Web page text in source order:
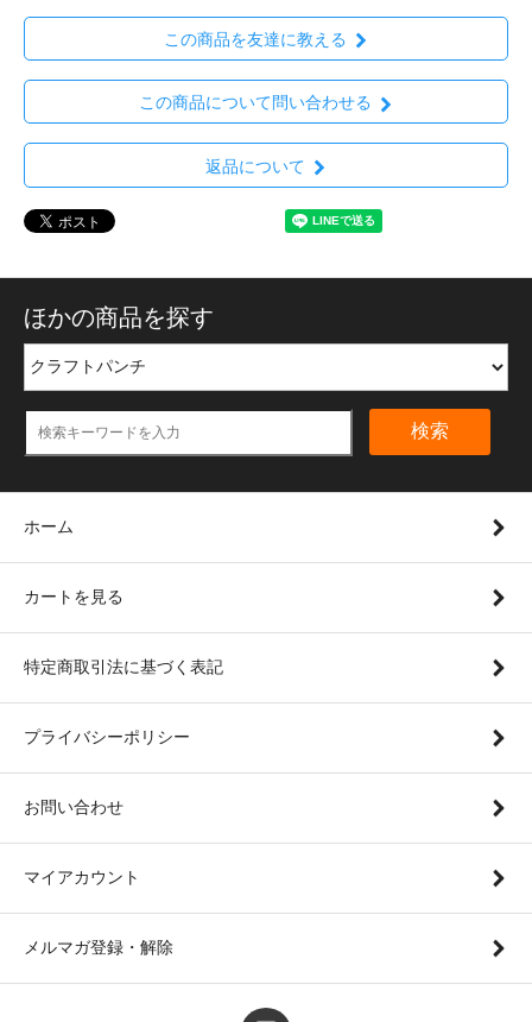
この商品を友達に教える
この商品について問い合わせる
返品について
ほかの商品を探す
検索
ホーム
カートを見る
特定商取引法に基づく表記
プライバシーポリシー
お問い合わせ
マイアカウント
メルマガ登録・解除